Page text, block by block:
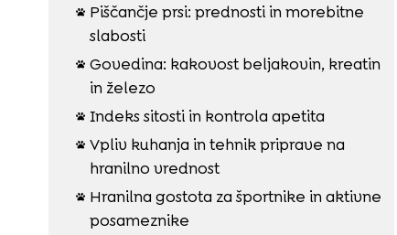

Piščančje prsi: prednosti in morebitne
slabosti
 Govedina: kakovost beljakovin, kreatin
in železo
 Indeks sitosti in kontrola apetita
 Vpliv kuhanja in tehnik priprave na
hranilno vrednost

Hranilna gostota za športnike in aktivne
posameznike